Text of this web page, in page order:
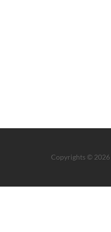
Copyrights © 2026